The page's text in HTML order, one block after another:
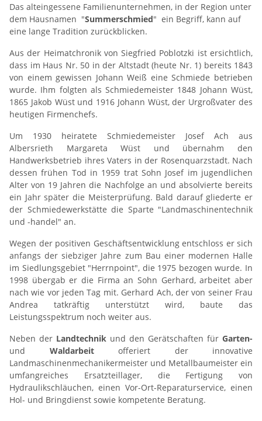
Das alteingessene Familienunternehmen, in der Region unter
dem Hausnamen "Summerschmied" ein Begriff, kann auf
eine lange Tradition zurückblicken.
Aus der Heimatchronik von Siegfried Poblotzki ist ersichtlich,
dass im Haus Nr. 50 in der Altstadt (heute Nr. 1) bereits 1843
von einem gewissen Johann Weiß eine Schmiede betrieben
wurde. Ihm folgten als Schmiedemeister 1848 Johann Wüst,
1865 Jakob Wüst und 1916 Johann Wüst, der Urgroßvater des
heutigen Firmenchefs.
Um 1930 heiratete Schmiedemeister Josef Ach aus
Albersrieth Margareta Wüst und übernahm den
Handwerksbetrieb ihres Vaters in der Rosenquarzstadt. Nach
dessen frühen Tod in 1959 trat Sohn Josef im jugendlichen
Alter von 19 Jahren die Nachfolge an und absolvierte bereits
ein Jahr später die Meisterprüfung. Bald darauf gliederte er
der Schmiedewerkstätte die Sparte "Landmaschinentechnik
und -handel" an.
Wegen der positiven Geschäftsentwicklung entschloss er sich
anfangs der siebziger Jahre zum Bau einer modernen Halle
im Siedlungsgebiet "Herrnpoint", die 1975 bezogen wurde. In
1998 übergab er die Firma an Sohn Gerhard, arbeitet aber
nach wie vor jeden Tag mit. Gerhard Ach, der von seiner Frau
Andrea tatkräftig unterstützt wird, baute das
Leistungsspektrum noch weiter aus.
Neben der Landtechnik und den Gerätschaften für Garten-
und Waldarbeit offeriert der innovative
Landmaschinenmechanikermeister und Metallbaumeister ein
umfangreiches Ersatzteillager, die Fertigung von
Hydraulikschläuchen, einen Vor-Ort-Reparaturservice, einen
Hol- und Bringdienst sowie kompetente Beratung.